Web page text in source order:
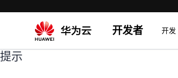
开发者 开发
提示